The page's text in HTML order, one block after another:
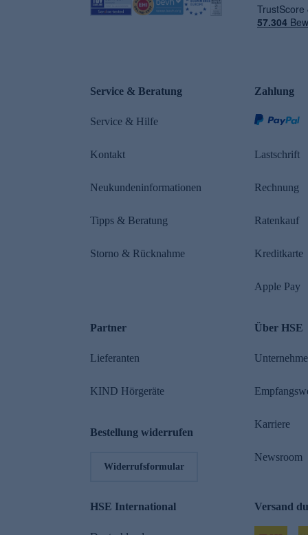
Service & Beratung
Service & Hilfe
Kontakt
Neukundeninformationen
Tipps & Beratung
Storno & Rücknahme
Zahlung
Lastschrift
Rechnung
Ratenkauf
Kreditkarte
Apple Pay
Partner
Lieferanten
KIND Hörgeräte
Bestellung widerrufen
Widerrufsformular
Über HSE
Karriere
Newsroom
HSE International Versand